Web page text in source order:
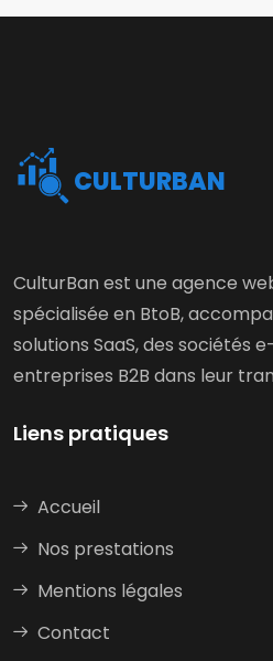
CULTURBAN
CulturBan est une agence
spécialisée en BtoB,
solutions SaaS, des sociétés
entreprises B2B dans leur
Liens pratiques
Accueil
Nos prestations
Mentions légales
Contact